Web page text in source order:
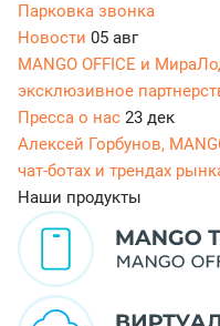
Парковка звонка
Новости 05 авг
MANGO OFFICE и
эксклюзивное
Пресса о нас 23 дек
Алексей Горбунов,
чат-ботах и трендах
Наши продукты